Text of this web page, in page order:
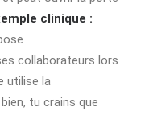
clinique :
collaborateurs lors
utilise la
tu crains que